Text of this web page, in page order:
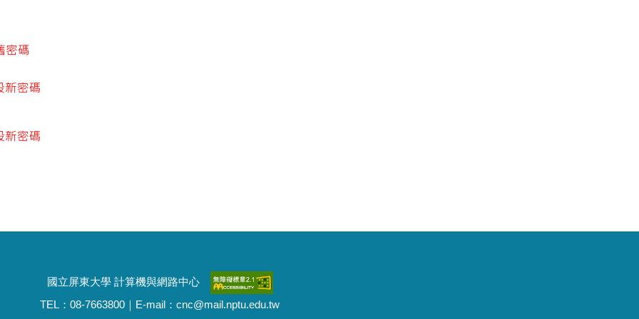
國立屏東大學 計算機與網路中心
TEL：08-7663800｜E-mail：cnc@mail.nptu.edu.tw